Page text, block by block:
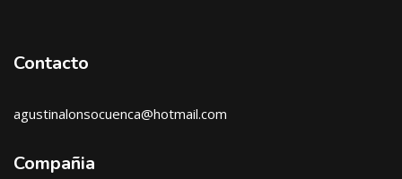
Contacto
agustinalonsocuenca@hotmail.com
Compañia